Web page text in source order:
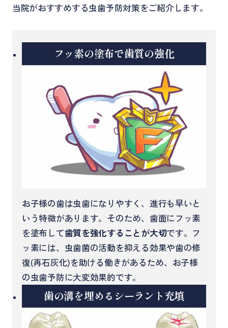
当院がおすすめする虫歯予防対策をご紹介します。
フッ素の塗布で歯質の強化
お子様の歯は虫歯になりやすく、進行も早いと
いう特徴があります。そのため、歯面にフッ素
を塗布して歯質を強化することが大切です。フ
ッ素には、虫歯菌の活動を抑える効果や歯の修
復(再石灰化)を助ける働きがあるため、お子様
の虫歯予防に大変効果的です。
歯の溝を埋めるシーラント充填